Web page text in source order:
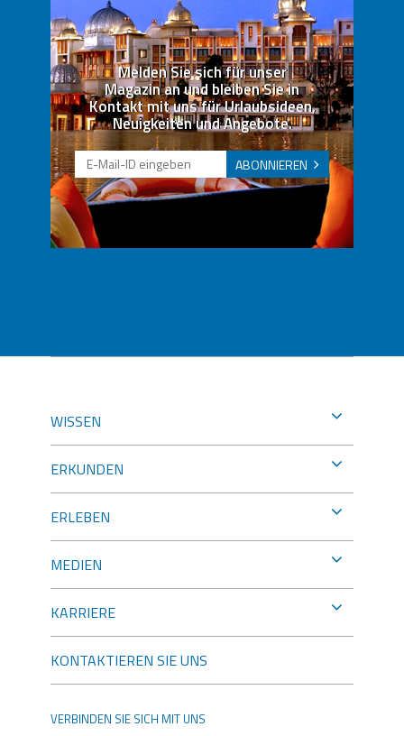
Melden Sie sich für unser
Magazin an und bleiben Sie in
Kontakt mit uns für Urlaubsideen,
Neuigkeiten und Angebote.
ABONNIEREN
WISSEN
ERKUNDEN
ERLEBEN
MEDIEN
KARRIERE
KONTAKTIEREN SIE UNS
VERBINDEN SIE SICH MIT UNS